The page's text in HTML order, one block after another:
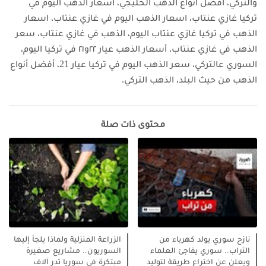
والتركي، أفضل أنواع الذهب الخليجي، اسعار الذهب اليوم في
تركيا غازي عنتاب، اسعار الذهب اليوم في غازي عنتاب، اسعار
الذهب في تركيا غازي عنتاب اليوم، الذهب في غازي عنتاب، سعر
الذهب في غازي عنتاب، أسعار الذهب عيار ٢٢و٢١ في تركيا اليوم،
السوري عالتركي، سعر الذهب اليوم في تركيا عيار 21، أفضل أنواع
الذهب من حيث البلد، الذهب التركي.
محتوى ذات صلة
نازح سوري يولد كهرباء من
التراب.. سوري يفاجئ العلماء
ويعلن عن اختراع طريقة لتوليد
الزراعة المنزلية ولماذا يلجأ إليها
السوريون.. مشاريع صغيرة
مبتكرة في سوريا تدر آلاف